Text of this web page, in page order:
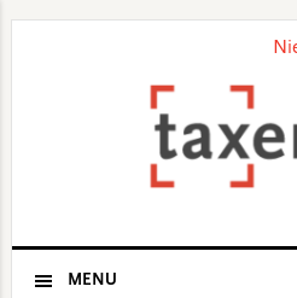
MENU